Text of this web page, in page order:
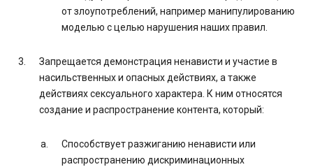
от злоупотреблений, например манипулированию
моделью с целью нарушения наших правил.
Запрещается демонстрация ненависти и участие в
насильственных и опасных действиях, а также
действиях сексуального характера. К ним относятся
создание и распространение контента, который:
Способствует разжиганию ненависти или
распространению дискриминационных